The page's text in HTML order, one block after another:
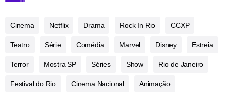
Cinema Netflix Drama Rock In Rio CCXP
Teatro Série Comédia Marvel Disney Estreia
Terror Mostra SP Séries Show Rio de Janeiro
Festival do Rio Cinema Nacional Animação